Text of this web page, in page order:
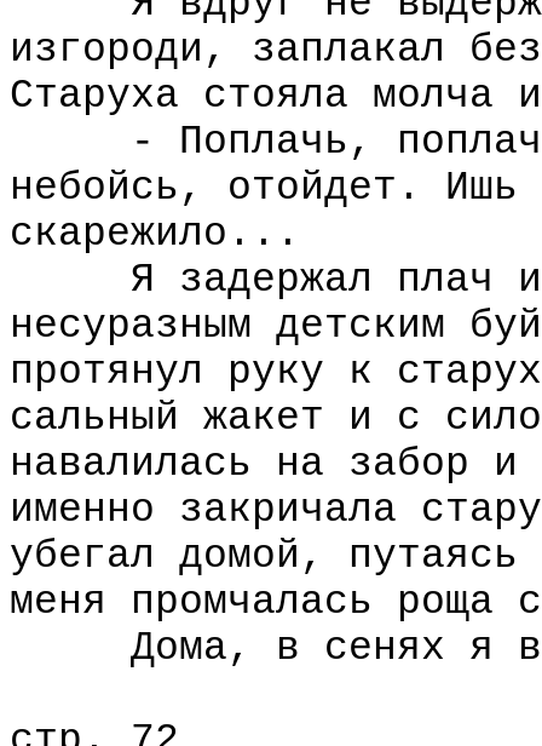
изгороди, заплакал
Старуха стояла молча
- Поплачь,
небойсь, отойдет. Ишь
скарежило...
Я задержал плач и
несуразным детским
протянул руку к
сальный жакет и с
навалилаcь на забор
именно закричала
убегал домой,
меня промчалась роща
Дома, в сенях я